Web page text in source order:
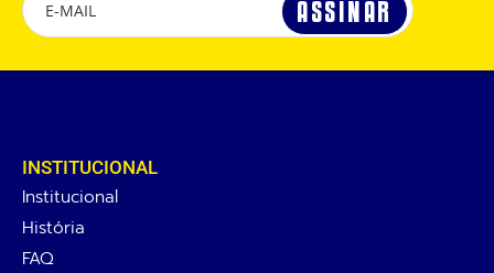
INSTITUCIONAL
Institucional
História
FAQ